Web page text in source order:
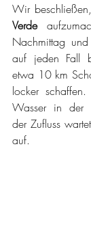
Wir
Verde
Nachmittag
auf jeden Fall
etwa 10 km
locker
Wasser in der
der Zufluss
auf.